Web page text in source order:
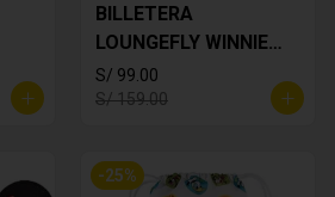
BILLETERA
LOUNGEFLY WINNIE
THE POOH
S/ 99.00
S/ 159.00
-25%